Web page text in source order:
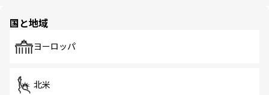
で、ホーカーズは地元の風情を楽しめる外せないスポット
国と地域
ヨーロッパ
北米